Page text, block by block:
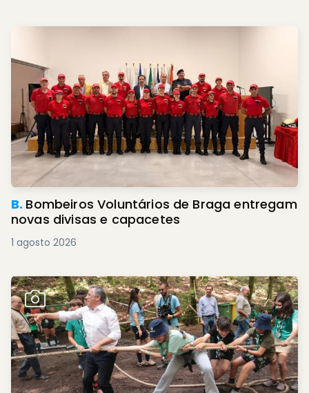
B. Bombeiros Voluntários de Braga entregam
novas divisas e capacetes
1 agosto 2026